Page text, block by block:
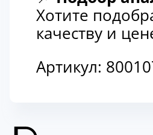
Хотите
качеству и
Артикул: